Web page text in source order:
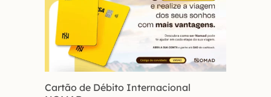
Cartão de Débito Internacional